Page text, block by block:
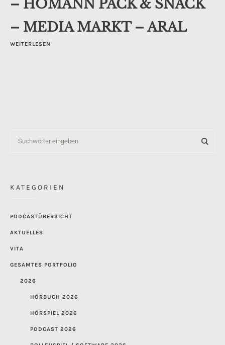
– HOMANN PACK & SNACK
– MEDIA MARKT – ARAL
WEITERLESEN
KATEGORIEN
PODCASTÜBERSICHT
AKTUELLES
VITA
GESAMTES PORTFOLIO
2026
HÖRBUCH 2026
HÖRSPIEL 2026
PODCAST 2026